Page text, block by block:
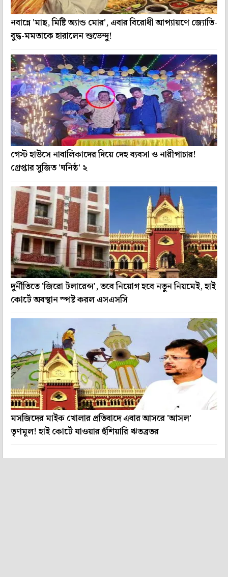
নবান্নে 'মাছ, মিষ্টি অ্যান্ড মোর', এবার বিরোধী আপ্যায়ণে জ্যোতি-
বুদ্ধ-মমতাকে হারালেন শুভেন্দু!
গেস্ট হাউসে নাবালিকাদের দিয়ে দেহ ব্যবসা ও নারীপাচার!
গ্রেপ্তার সুজিত 'ঘনিষ্ঠ' ২
দুর্নীতিতে 'জিরো টলারেন্স', তবে নিয়োগ হবে নতুন নিয়মেই, হাই
কোর্টে অবস্থান স্পষ্ট করল এসএসসি
মসজিদের মাইক খোলার প্রতিবাদে এবার আসরে 'আসল'
তৃণমূল! হাই কোর্টে যাওয়ার হুঁশিয়ারি ঋতব্রতর